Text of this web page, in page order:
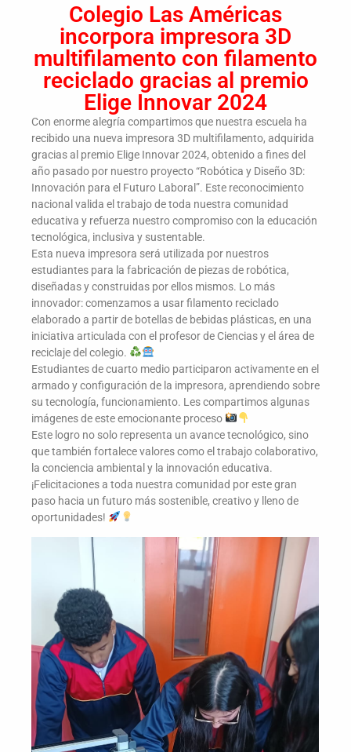
Colegio Las Américas
incorpora impresora 3D
multifilamento con filamento
reciclado gracias al premio
Elige Innovar 2024
Con enorme alegría compartimos que nuestra escuela ha
recibido una nueva impresora 3D multifilamento, adquirida
gracias al premio Elige Innovar 2024, obtenido a fines del
año pasado por nuestro proyecto “Robótica y Diseño 3D:
Innovación para el Futuro Laboral”. Este reconocimiento
nacional valida el trabajo de toda nuestra comunidad
educativa y refuerza nuestro compromiso con la educación
tecnológica, inclusiva y sustentable.
Esta nueva impresora será utilizada por nuestros
estudiantes para la fabricación de piezas de robótica,
diseñadas y construidas por ellos mismos. Lo más
innovador: comenzamos a usar filamento reciclado
elaborado a partir de botellas de bebidas plásticas, en una
iniciativa articulada con el profesor de Ciencias y el área de
reciclaje del colegio.
Estudiantes de cuarto medio participaron activamente en el
armado y configuración de la impresora, aprendiendo sobre
su tecnología, funcionamiento. Les compartimos algunas
imágenes de este emocionante proceso
Este logro no solo representa un avance tecnológico, sino
que también fortalece valores como el trabajo colaborativo,
la conciencia ambiental y la innovación educativa.
¡Felicitaciones a toda nuestra comunidad por este gran
paso hacia un futuro más sostenible, creativo y lleno de
oportunidades!